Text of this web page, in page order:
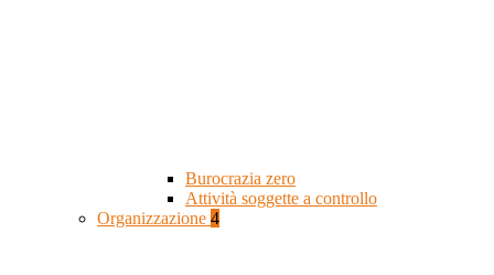
Burocrazia zero
Attività soggette a controllo
Organizzazione 4